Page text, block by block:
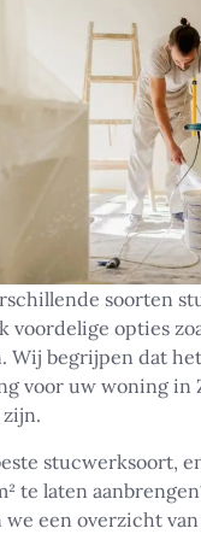
soorten
voordelige opties
Wij begrijpen dat
voor uw woning in
stucwerksoort,
te laten
we een overzicht